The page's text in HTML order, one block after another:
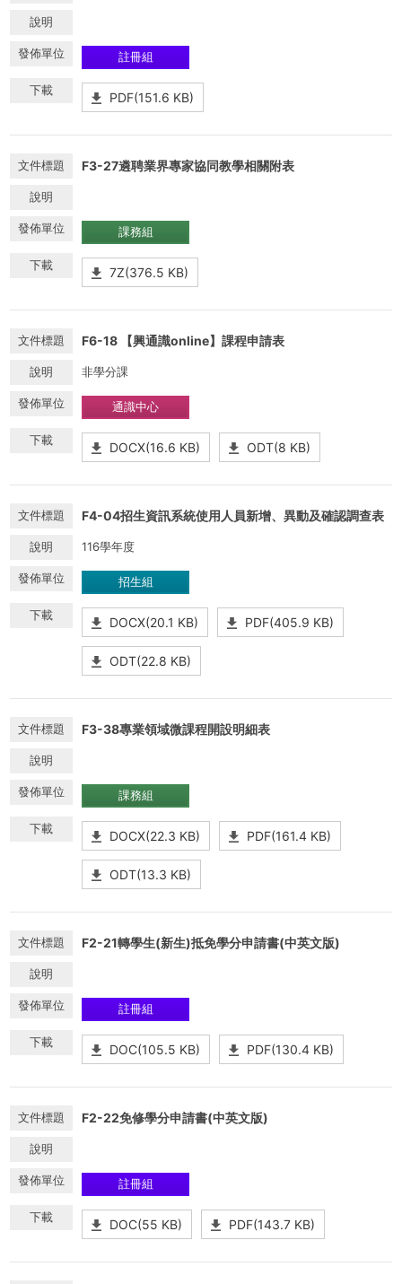
註冊組
PDF(151.6 KB)
F3-27遴聘業界專家協同教學相關附表
課務組
7Z(376.5 KB)
F6-18 【興通識online】課程申請表
非學分課
通識中心
DOCX(16.6 KB) ODT(8 KB)
F4-04招生資訊系統使用人員新增、異動及確認調查表
116學年度
招生組
DOCX(20.1 KB) PDF(405.9 KB)
ODT(22.8 KB)
F3-38專業領域微課程開設明細表
課務組
DOCX(22.3 KB) PDF(161.4 KB)
ODT(13.3 KB)
F2-21轉學生(新生)抵免學分申請書(中英文版)
註冊組
DOC(105.5 KB) PDF(130.4 KB)
F2-22免修學分申請書(中英文版)
註冊組
DOC(55 KB) PDF(143.7 KB)